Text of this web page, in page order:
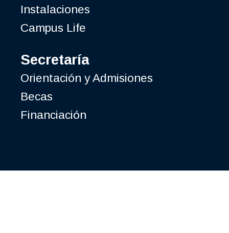
Instalaciones
Campus Life
Secretaría
Orientación y Admisiones
Becas
Financiación